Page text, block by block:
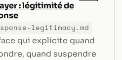
: légitimité de
legitimacy.md
qui explicite quand
quand suspendre